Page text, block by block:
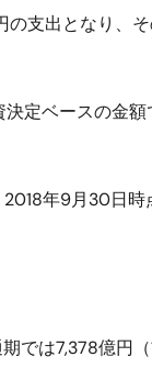
支出となり、
定ベースの金
年9月30日時
では7,378億円